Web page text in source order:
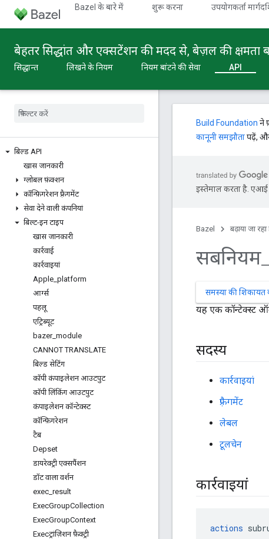
Bazel के बारे में शुरू करना उपयोगकर्ता
बेहतर सिद्धांत और एक्सटेंशन की मदद से, बेज़ल की क्षमता
सिद्धान्त लिखने के नियम नियम बांटने की सेवा API
बिल्ड API
खास जानकारी
ग्लोबल फ़ंक्शन
कॉन्फ़िगरेशन फ़्रैगमेंट
सेवा देने वाली कंपनियां
बिल्ट-इन टाइप
खास जानकारी
कार्रवाई
कार्रवाइयां
Apple platform
आर्ग्स
पहलू
एट्रिब्यूट
bazer_ module
CANNOT TRANSLATE
बिल्ड सेटिंग
कॉपी कंपाइलेशन आउटपुट
कॉपी लिंकिंग आउटपुट
कंपाइलेशन कॉन्टेक्स्ट
कॉन्फ़िगरेशन
टैब
Depset
डायरेक्ट्री एक्सपैंशन
डॉट वाला वर्शन
exec result
ExecGroupCollection
ExecGroupContext
Execट्रांज़िशन फ़ैक्ट्री
Build Foundation ने
कानूनी समझौतापढ़ें,
इस्तेमाल करता है. एआई
Bazel बढ़ाया जा रहा
सबनियम_
समस्या की शिकायत
यह एक कॉन्टेक्स्ट
सदस्य
कार्रवाइयां
फ़्रैगमेंट
लेबल
टूलचेन
कार्रवाइयां
actions